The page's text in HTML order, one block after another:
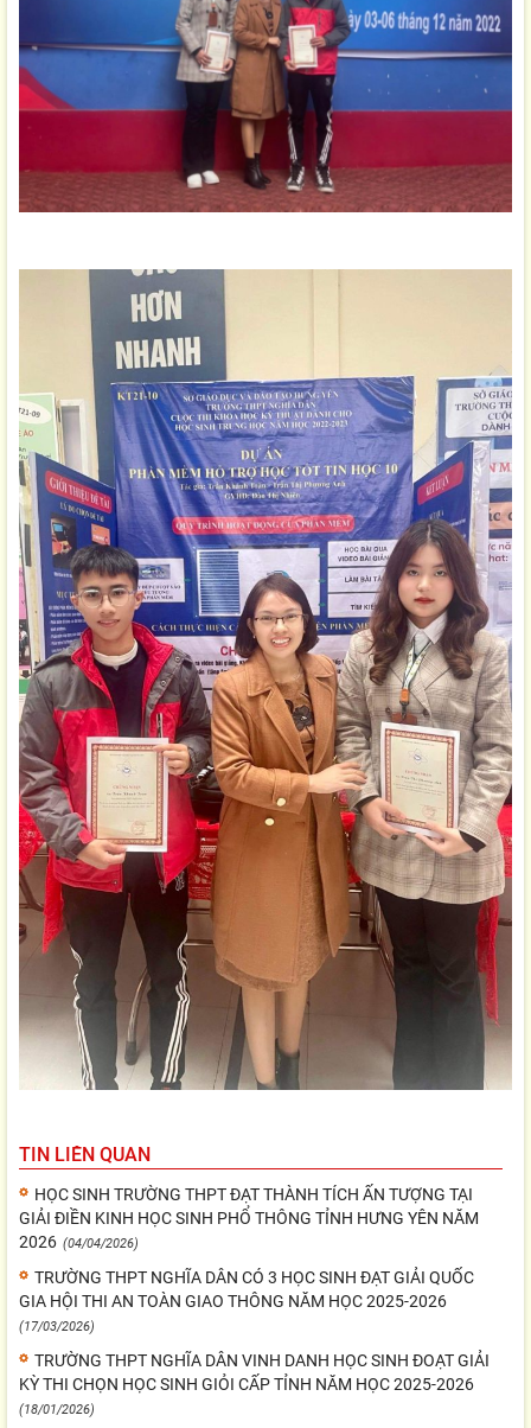
TIN LIÊN QUAN
HỌC SINH TRƯỜNG THPT ĐẠT THÀNH TÍCH ẤN TƯỢNG TẠI
GIẢI ĐIỀN KINH HỌC SINH PHỔ THÔNG TỈNH HƯNG YÊN NĂM
2026 (04/04/2026)
TRƯỜNG THPT NGHĨA DÂN CÓ 3 HỌC SINH ĐẠT GIẢI QUỐC
GIA HỘI THI AN TOÀN GIAO THÔNG NĂM HỌC 2025-2026
(17/03/2026)
TRƯỜNG THPT NGHĨA DÂN VINH DANH HỌC SINH ĐOẠT GIẢI
KỲ THI CHỌN HỌC SINH GIỎI CẤP TỈNH NĂM HỌC 2025-2026
(18/01/2026)